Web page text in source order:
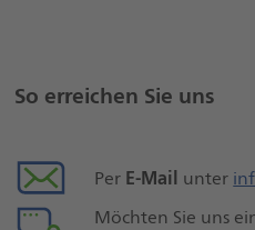
So erreichen Sie uns
Per E-Mail unter
Möchten Sie uns